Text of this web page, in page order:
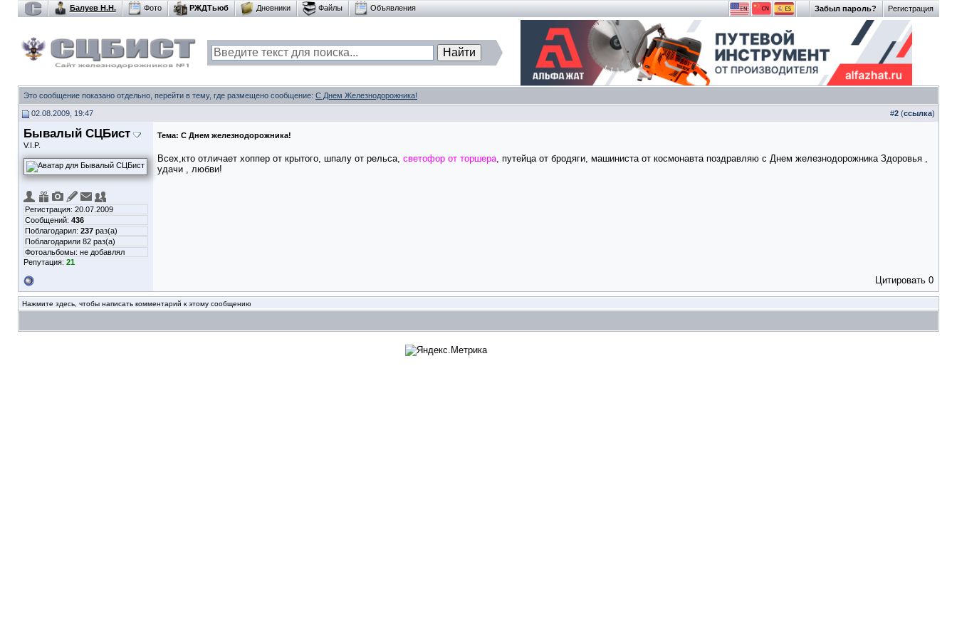
Регистрация
Забыл пароль?
Балуев Н.Н. Фото РЖДТьюб Дневники Файлы Объявления
Это сообщение показано отдельно, перейти в тему, где размещено сообщение: С Днем Железнодорожника!
02.08.2009, 19:47 #2 (ссылка)
Бывалый СЦБист
V.I.P.
Регистрация: 20.07.2009
Сообщений: 436
Поблагодарил: 237 раз(а)
Поблагодарили 82 раз(а)
Фотоальбомы: не добавлял
Репутация: 21
Тема: С Днем железнодорожника!
Всех,кто отличает хоппер от крытого, шпалу от рельса, светофор от торшера, путейца от бродяги, машиниста от космонавта поздравляю с Днем железнодорожника Здоровья ,
удачи , любви!
Цитировать 0
Нажмите здесь, чтобы написать комментарий к этому сообщению